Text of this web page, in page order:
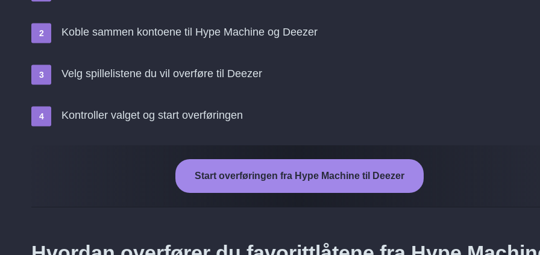
Koble sammen kontoene til Hype Machine og Deezer
Velg spillelistene du vil overføre til Deezer
Kontroller valget og start overføringen
Start overføringen fra Hype Machine til Deezer